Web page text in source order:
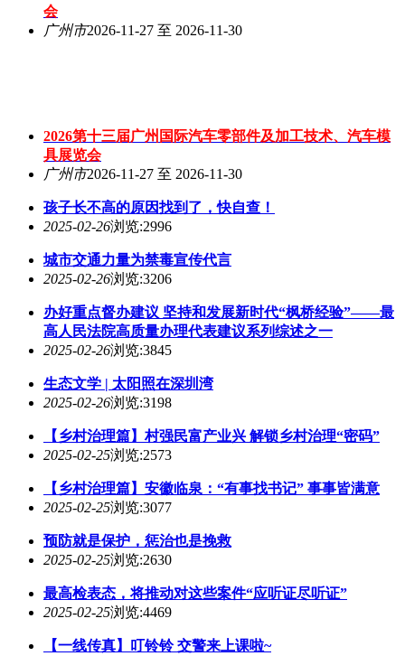
会
广州市2026-11-27 至 2026-11-30
2026第十三届广州国际汽车零部件及加工技术、汽车模
具展览会
广州市2026-11-27 至 2026-11-30
孩子长不高的原因找到了，快自查！
2025-02-26浏览:2996
城市交通力量为禁毒宣传代言
2025-02-26浏览:3206
办好重点督办建议 坚持和发展新时代“枫桥经验”——最
高人民法院高质量办理代表建议系列综述之一
2025-02-26浏览:3845
生态文学 | 太阳照在深圳湾
2025-02-26浏览:3198
【乡村治理篇】村强民富产业兴 解锁乡村治理“密码”
2025-02-25浏览:2573
【乡村治理篇】安徽临泉：“有事找书记” 事事皆满意
2025-02-25浏览:3077
预防就是保护，惩治也是挽救
2025-02-25浏览:2630
最高检表态，将推动对这些案件“应听证尽听证”
2025-02-25浏览:4469
【一线传真】叮铃铃 交警来上课啦~